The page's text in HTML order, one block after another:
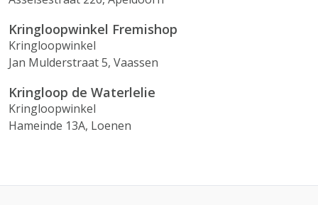
Kringloopwinkel Fremishop
Kringloopwinkel
Jan Mulderstraat 5, Vaassen
Kringloop de Waterlelie
Kringloopwinkel
Hameinde 13A, Loenen